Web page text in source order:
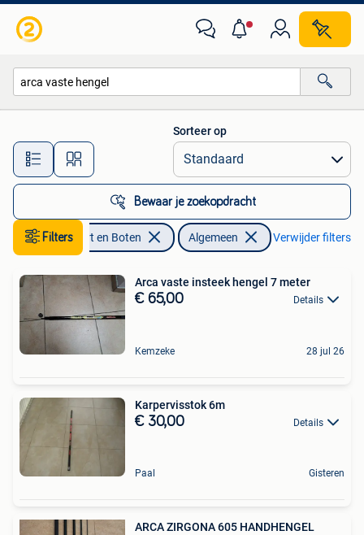
Alle afstanden…
Sorteer op
Bewaar je zoekopdracht
Filters
Watersport en Boten Algemeen Verwijder filters
Arca vaste insteek hengel 7 meter
€ 65,00 Details
Kemzeke 28 jul 26
Karpervisstok 6m
€ 30,00 Details
Paal Gisteren
ARCA ZIRGONA 605 HANDHENGEL